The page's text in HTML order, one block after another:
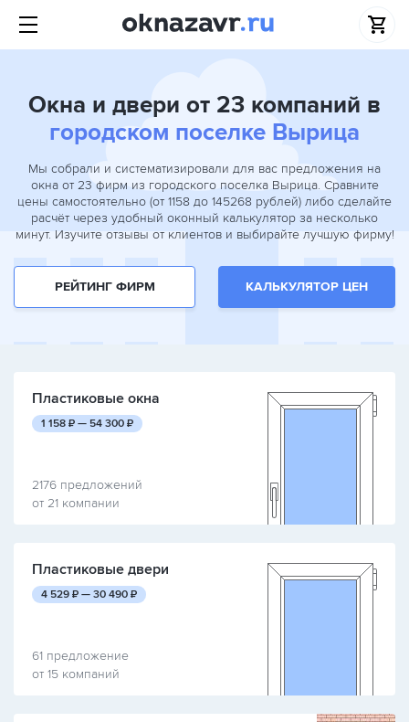
Окна и двери от 23 компаний в
городском поселке Вырица
Мы собрали и систематизировали для вас предложения на
окна от 23 фирм из городского поселка Вырица. Сравните
цены самостоятельно (от 1158 до 145268 рублей) либо сделайте
расчёт через удобный оконный калькулятор за несколько
минут. Изучите отзывы от клиентов и выбирайте лучшую фирму!
РЕЙТИНГ ФИРМ КАЛЬКУЛЯТОР ЦЕН
Пластиковые окна
1 158 руб.
₽ — 54 300 руб.
₽
2176 предложений
от 21 компании
Пластиковые двери
4 529 руб.
₽ — 30 490 руб.
₽
61 предложение
от 15 компаний